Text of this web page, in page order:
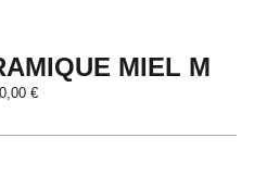
MIEL M
€